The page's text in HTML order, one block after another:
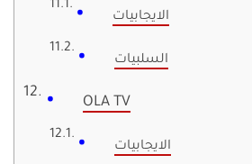
الايجابيات
السلبيات
OLA TV
الايجابيات